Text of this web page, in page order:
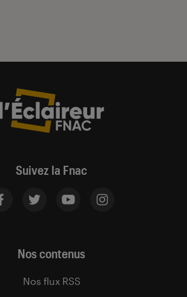
Suivez la Fnac
Nos contenus
Nos flux RSS